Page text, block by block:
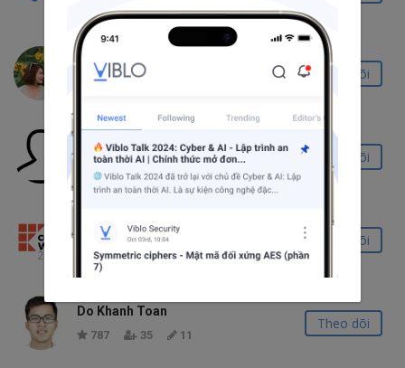
Nhung Nguyễn
352
Theo dõi
FullnoName
448 24
Theo dõi
Code War
465 32 3
Theo dõi
Do Khanh Toan
787 35 11
Theo dõi